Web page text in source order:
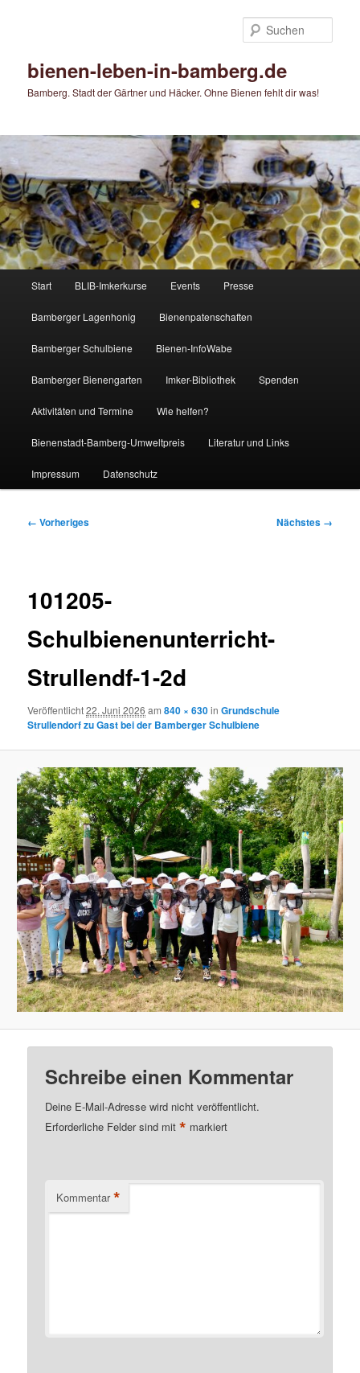
bienen-leben-in-bamberg.de
Bamberg. Stadt der Gärtner und Häcker. Ohne Bienen fehlt dir was!
Start BLIB-Imkerkurse Events Presse
Bamberger Lagenhonig Bienenpatenschaften
Bamberger Schulbiene Bienen-InfoWabe
Bamberger Bienengarten Imker-Bibliothek Spenden
Aktivitäten und Termine Wie helfen?
Bienenstadt-Bamberg-Umweltpreis Literatur und Links
Impressum Datenschutz
Bilder-
← Vorheriges Nächstes →
101205-
Schulbienenunterricht-
Strullendf-1-2d
Veröffentlicht22. Juni 2026 am840 × 630inGrundschule
Strullendorf zu Gast bei der Bamberger Schulbiene
Schreibe einen Kommentar
Deine E-Mail-Adresse wird nicht veröffentlicht.
Erforderliche Felder sind mit* markiert
Kommentar *